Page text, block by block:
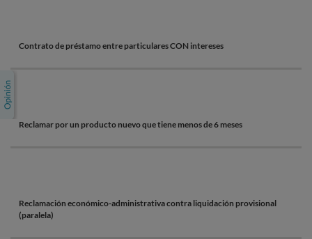
Contrato de préstamo entre particulares CON intereses
Reclamar por un producto nuevo que tiene menos de 6 meses
Reclamación económico-administrativa contra liquidación provisional
(paralela)